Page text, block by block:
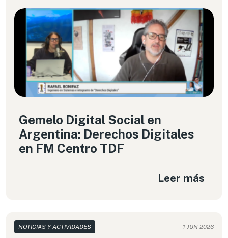
Gemelo Digital Social en
Argentina: Derechos Digitales
en FM Centro TDF
Leer más
NOTICIAS Y ACTIVIDADES 1 JUN 2026